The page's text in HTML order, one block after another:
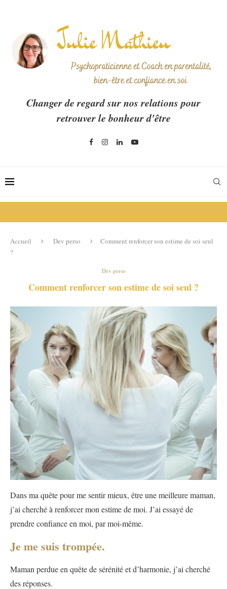
Changer de regard sur nos relations pour
retrouver le bonheur d'être
Accueil Dev perso
Comment renforcer son estime de soi seul
?
Dev perso
Comment renforcer son estime de soi seul ?
Dans ma quête pour me sentir mieux, être une meilleure maman,
j’ai cherché à renforcer mon estime de moi. J’ai essayé de
prendre confiance en moi, par moi-même.
Je me suis trompée.
Maman perdue en quête de sérénité et d’harmonie, j’ai cherché
des réponses.